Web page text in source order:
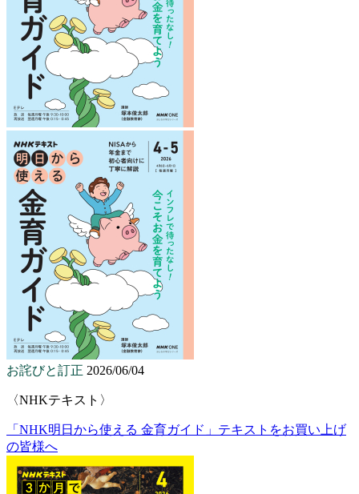
お詫びと訂正 2026/06/04
〈NHKテキスト〉
「NHK明日から使える 金育ガイド」テキストをお買い上げ
の皆様へ